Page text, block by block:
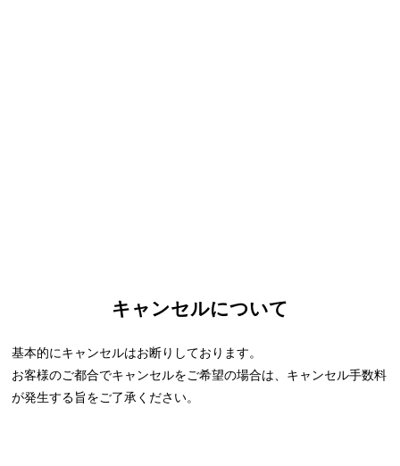
キャンセルについて
基本的にキャンセルはお断りしております。
お客様のご都合でキャンセルをご希望の場合は、キャンセル手数料
が発生する旨をご了承ください。